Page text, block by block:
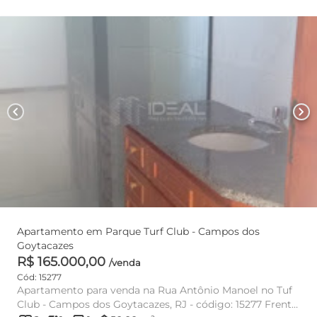
chevron_left chevron_right
Apartamento em Parque Turf Club - Campos dos
Goytacazes
R$ 165.000,00 /venda
Cód: 15277
Apartamento para venda na Rua Antônio Manoel no Tuf
Club - Campos dos Goytacazes, RJ - código: 15277 Frente,